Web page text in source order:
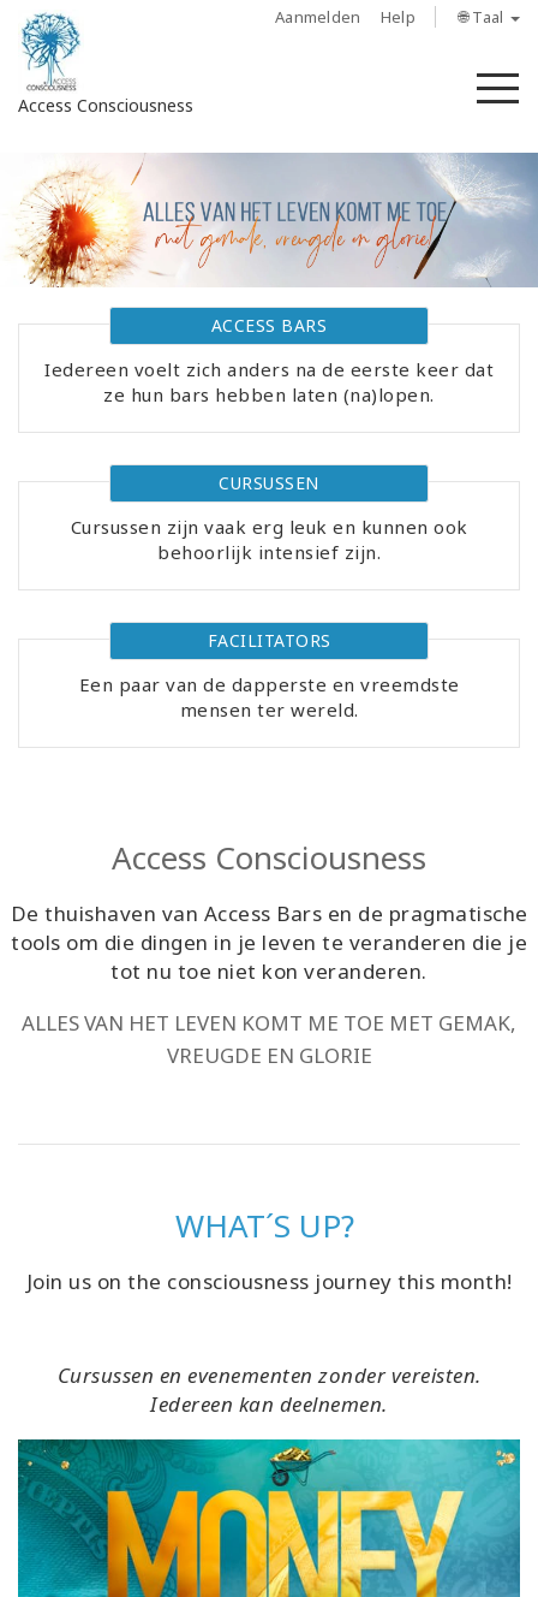
Aanmelden Help 🌐 Taal
Access Consciousness
Meld
u
aan
op
uw
account
About
Access
Regions
Cursussen
CONTACT
ZOEKEN
ACCESS BARS
Iedereen voelt zich anders na de eerste keer dat
ze hun bars hebben laten (na)lopen.
CURSUSSEN
Cursussen zijn vaak erg leuk en kunnen ook
behoorlijk intensief zijn.
FACILITATORS
Een paar van de dapperste en vreemdste
mensen ter wereld.
Access Consciousness
De thuishaven van Access Bars en de pragmatische
tools om die dingen in je leven te veranderen die je
tot nu toe niet kon veranderen.
ALLES VAN HET LEVEN KOMT ME TOE MET GEMAK,
VREUGDE EN GLORIE
WHAT´S UP?
Join us on the consciousness journey this month!
Cursussen en evenementen zonder vereisten.
Iedereen kan deelnemen.